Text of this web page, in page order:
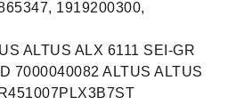
1919200300,
ALTUS ALX 6111 SEI-GR
7000040082 ALTUS ALTUS